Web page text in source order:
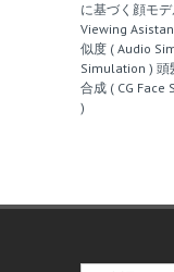
に基づく顔モ
Viewing
似度 ( Audio
Simulation ) 頭
合成 ( CG Face
)